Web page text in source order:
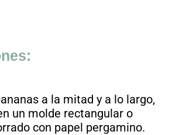
a la mitad y a lo largo,
un molde rectangular o
con papel pergamino.